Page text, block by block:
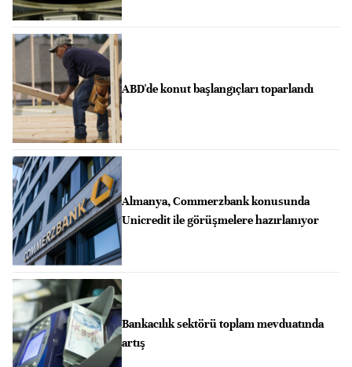
ABD'de konut başlangıçları toparlandı
Almanya, Commerzbank konusunda
Unicredit ile görüşmelere hazırlanıyor
Bankacılık sektörü toplam mevduatında
artış